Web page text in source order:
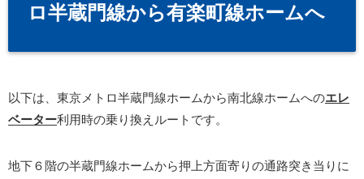
ロ半蔵門線から有楽町線ホームへ
以下は、東京メトロ半蔵門線ホームから南北線ホームへのエレ
ベーター利用時の乗り換えルートです。
地下６階の半蔵門線ホームから押上方面寄りの通路突き当りに